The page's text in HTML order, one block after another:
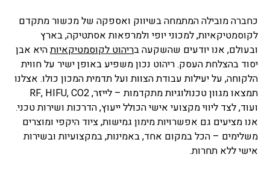
כחברה מובילה המתמחה בשיווק ואספקה של מכשור מתקדם
לקוסמטיקאיות, למכוני יופי ולמרפאות אסתטיקה, בארץ
ובעולם, אנו יודעים שהשקעה בריהוט לקוסמטיקאיותהיא אבן
יסוד בהצלחת העסק. ריהוט נכון משפיע באופן ישיר על חווית
הלקוחה, על יעילות עבודת הצוות ועל תדמית המכון כולו. אצלנו
תמצאו מגוון טכנולוגיות מתקדמות – לייזר, RF, HIFU, CO2
ועוד, לצד ליווי מקצועי אישי הכולל ייעוץ, הדרכות ושירות טכני.
אנו מציעים גם אפשרויות מימון גמישות, ציוד היקפי ומוצרים
משלימים – הכל במקום אחד, באמינות, במקצועיות ובשירות
אישי ללא תחרות.